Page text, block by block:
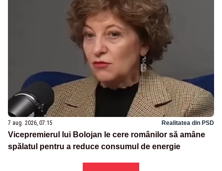
7 aug. 2026, 07:15 Realitatea din PSD
Vicepremierul lui Bolojan le cere românilor să amâne
spălatul pentru a reduce consumul de energie